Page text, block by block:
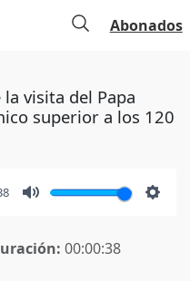
Abonados
visita del Papa
superior a los 120
00:00:38